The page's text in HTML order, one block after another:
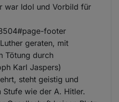
war Idol und Vorbild für
footer
geraten, mit
Tötung durch
Karl Jaspers)
steht geistig und
wie der A. Hitler.